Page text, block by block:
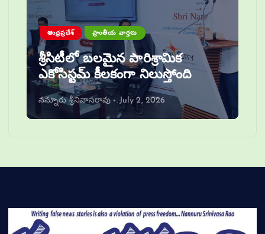
ఆంధ్రప్రదేశ్ ప్రాంతీయ వార్తలు
శ్రీసిటీలో బలమైన పారిశ్రామిక
ఎకోసిస్టమ్ కీలకంగా నిలుస్తోంది
నన్నూరు శ్రీనివాసరావు July 2, 2026